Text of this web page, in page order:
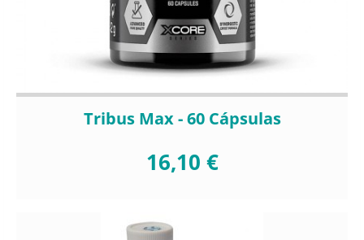
Tribus Max - 60 Cápsulas
16,10 €